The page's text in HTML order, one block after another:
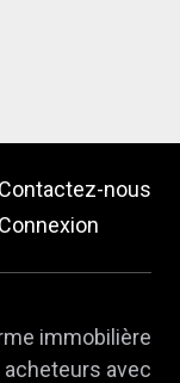
Contactez-nous
Connexion
immobilière
avec